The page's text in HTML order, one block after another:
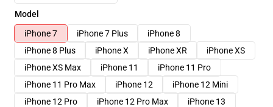
Model
iPhone 7
iPhone 7 Plus
iPhone 8
iPhone 8 Plus
iPhone X iPhone XR
iPhone XS
iPhone XS Max
iPhone 11
iPhone 11 Pro
iPhone 11 Pro Max
iPhone 12
iPhone 12 Mini
iPhone 12 Pro
iPhone 12 Pro Max
iPhone 13